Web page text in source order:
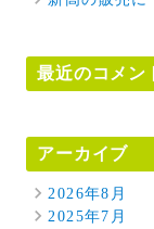
最近のコメン
アーカイブ
2026年8月
2025年7月